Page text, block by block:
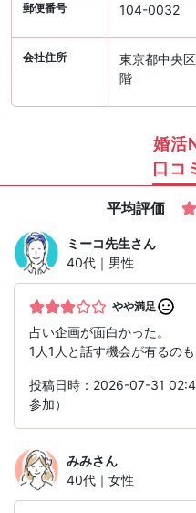
郵便番号 104-0032
会社住所
東京都中央
階
婚活
口コ
平均評価
ミーコ先生さん
40代｜男性
やや満足
占い企画が面白かった。
1人1人と話す機会が有るのも
投稿日時：2026-07-31
参加）
みみさん
40代｜女性